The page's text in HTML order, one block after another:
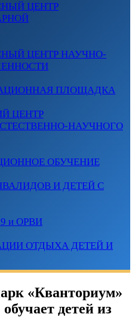
ЦЕНТР
ЦЕНТР НАУЧНО-
ПЛОЩАДКА
ЦЕНТР
НАУЧНОГО
ОБУЧЕНИЕ
И ДЕТЕЙ С
и ОРВИ
ОТДЫХА ДЕТЕЙ И
«Кванториум»
детей из